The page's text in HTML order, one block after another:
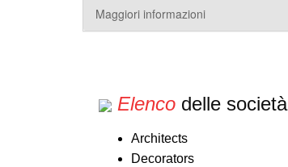
Maggiori informazioni
Elenco delle società
Architects
Decorators